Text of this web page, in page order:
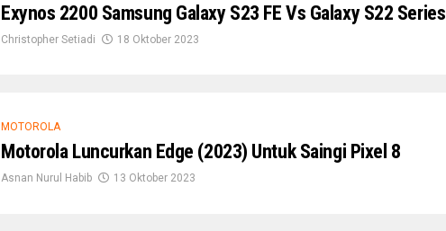
Exynos 2200 Samsung Galaxy S23 FE Vs Galaxy S22 Series
Christopher Setiadi 18 Oktober 2023
MOTOROLA
Motorola Luncurkan Edge (2023) Untuk Saingi Pixel 8
Asnan Nurul Habib 13 Oktober 2023